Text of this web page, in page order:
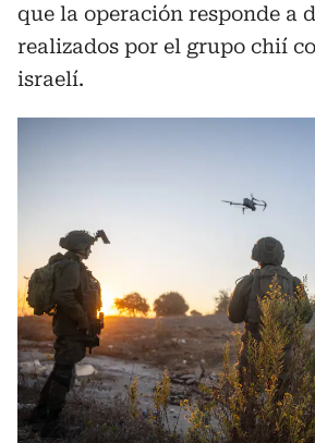
que la operación responde a
realizados por el grupo chií
israelí.